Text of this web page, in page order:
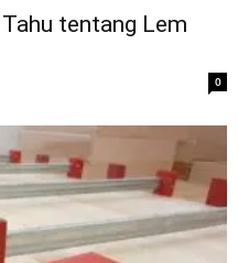
tentang Lem
0